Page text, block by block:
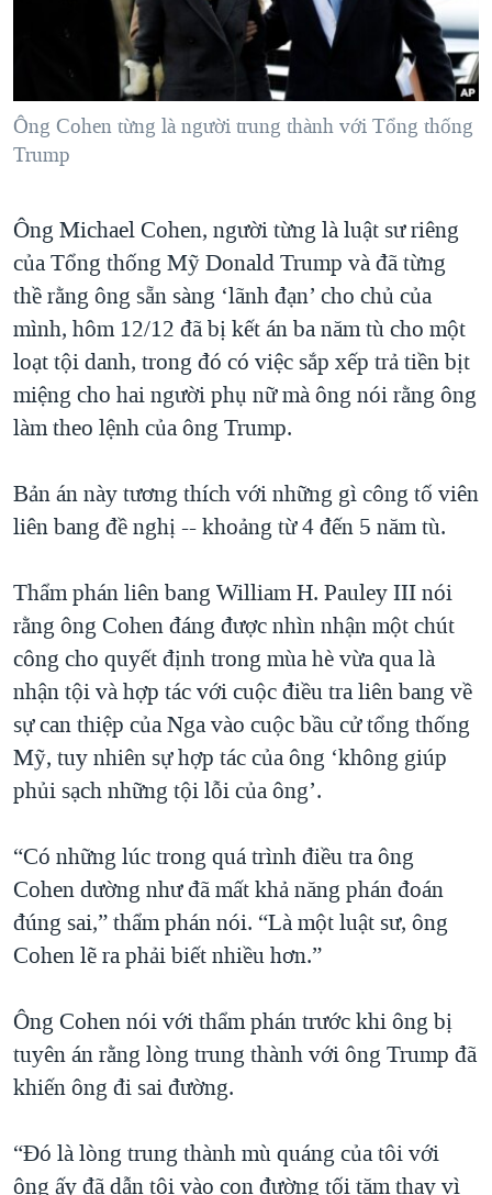
NGƯỜI VIỆT HẢI NGOẠI
ĐỜI SỐNG
KINH TẾ
KHOA HỌC
VĂN HOÁ
THỂ THAO
GIÁO DỤC
HÀNH TRÌNH BẦU CỬ 2024
MỘT NĂM CHIẾN TRANH TẠI DẢI GAZA
GIẢI MÃ VÀNH ĐAI & CON ĐƯỜNG
NGÀY TỊ NẠN THẾ GIỚI
GROUND ZERO – XƯA VÀ NAY
CHI PHÍ CHIẾN TRANH AFGHANISTAN
CÁC GIÁ TRỊ CỘNG HÒA Ở VIỆT NAM
THƯỢNG ĐỈNH TRUMP-KIM TẠI VIỆT NAM
TRỊNH VĨNH BÌNH VS. CHÍNH PHỦ VIỆT NAM
NGƯ DÂN VIỆT VÀ LÀN SÓNG TRỘM HẢI SÂM
BÊN KIA QUỐC LỘ: TIẾNG VỌNG TỪ NÔNG THÔN MỸ
QUAN HỆ VIỆT MỸ
MẠNG XÃ HỘI
Ngôn ngữ khác
Ông Cohen từng là người trung thành với Tổng thống
Trump
Ông Michael Cohen, người từng là luật sư riêng
của Tổng thống Mỹ Donald Trump và đã từng
thề rằng ông sẵn sàng ‘lãnh đạn’ cho chủ của
mình, hôm 12/12 đã bị kết án ba năm tù cho một
loạt tội danh, trong đó có việc sắp xếp trả tiền bịt
miệng cho hai người phụ nữ mà ông nói rằng ông
làm theo lệnh của ông Trump.
Bản án này tương thích với những gì công tố viên
liên bang đề nghị -- khoảng từ 4 đến 5 năm tù.
Thẩm phán liên bang William H. Pauley III nói
rằng ông Cohen đáng được nhìn nhận một chút
công cho quyết định trong mùa hè vừa qua là
nhận tội và hợp tác với cuộc điều tra liên bang về
sự can thiệp của Nga vào cuộc bầu cử tổng thống
Mỹ, tuy nhiên sự hợp tác của ông ‘không giúp
phủi sạch những tội lỗi của ông’.
“Có những lúc trong quá trình điều tra ông
Cohen dường như đã mất khả năng phán đoán
đúng sai,” thẩm phán nói. “Là một luật sư, ông
Cohen lẽ ra phải biết nhiều hơn.”
Ông Cohen nói với thẩm phán trước khi ông bị
tuyên án rằng lòng trung thành với ông Trump đã
khiến ông đi sai đường.
“Đó là lòng trung thành mù quáng của tôi với
ông ấy đã dẫn tôi vào con đường tối tăm thay vì